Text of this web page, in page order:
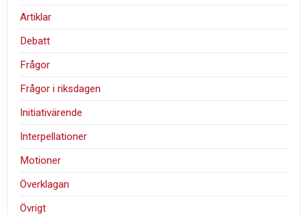
Artiklar
Debatt
Frågor
Frågor i riksdagen
Initiativärende
Interpellationer
Motioner
Överklagan
Övrigt